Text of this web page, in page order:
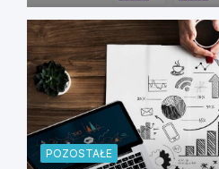
POZOSTAŁE